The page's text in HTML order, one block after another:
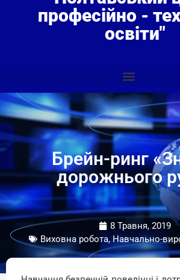
професійно -
освіти"
Брейн-ринг
дорожнього
8 Травня, 2019
Виховна робота, Навчально-